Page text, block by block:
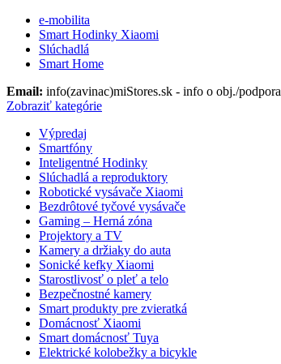
e-mobilita
Smart Hodinky Xiaomi
Slúchadlá
Smart Home
Email: info(zavinac)miStores.sk - info o obj./podpora
Zobraziť kategórie
Výpredaj
Smartfóny
Inteligentné Hodinky
Slúchadlá a reproduktory
Robotické vysávače Xiaomi
Bezdrôtové tyčové vysávače
Gaming – Herná zóna
Projektory a TV
Kamery a držiaky do auta
Sonické kefky Xiaomi
Starostlivosť o pleť a telo
Bezpečnostné kamery
Smart produkty pre zvieratká
Domácnosť Xiaomi
Smart domácnosť Tuya
Elektrické kolobežky a bicykle